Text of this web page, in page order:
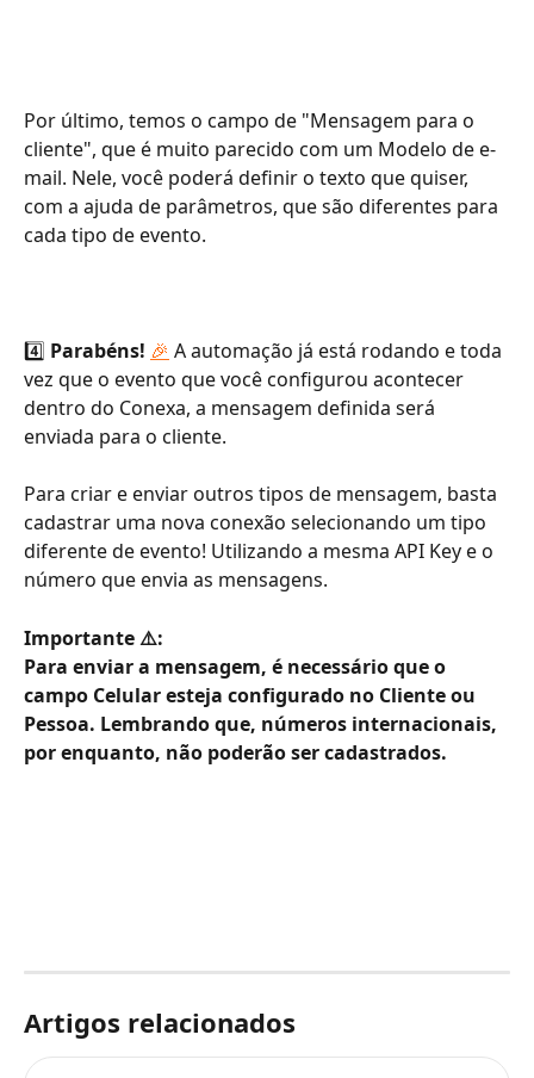
Por último, temos o campo de "Mensagem para o
cliente", que é muito parecido com um Modelo de e-
mail. Nele, você poderá definir o texto que quiser,
com a ajuda de parâmetros, que são diferentes para
cada tipo de evento.
4️⃣ Parabéns! 🎉 A automação já está rodando e toda
vez que o evento que você configurou acontecer
dentro do Conexa, a mensagem definida será
enviada para o cliente.
Para criar e enviar outros tipos de mensagem, basta
cadastrar uma nova conexão selecionando um tipo
diferente de evento! Utilizando a mesma API Key e o
número que envia as mensagens.
Importante ⚠️:
Para enviar a mensagem, é necessário que o
campo Celular esteja configurado no Cliente ou
Pessoa. Lembrando que, números internacionais,
por enquanto, não poderão ser cadastrados.
Artigos relacionados